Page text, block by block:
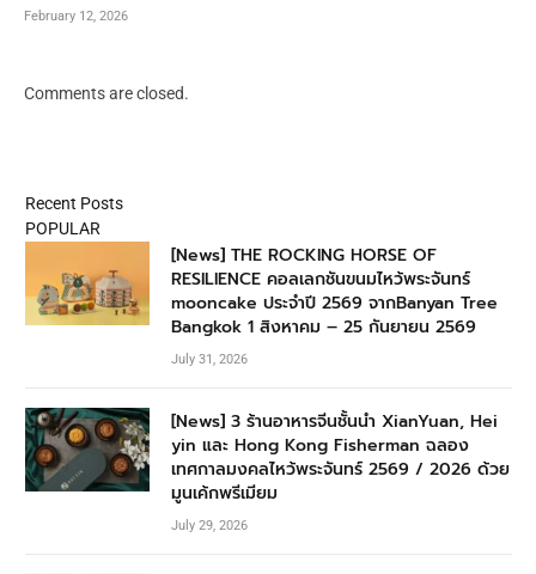
February 12, 2026
Comments are closed.
Recent Posts
POPULAR
[News] THE ROCKING HORSE OF
RESILIENCE คอลเลกชันขนมไหว้พระจันทร์
mooncake ประจำปี 2569 จากBanyan Tree
Bangkok 1 สิงหาคม – 25 กันยายน 2569
July 31, 2026
[News] 3 ร้านอาหารจีนชั้นนำ XianYuan, Hei
yin และ Hong Kong Fisherman ฉลอง
เทศกาลมงคลไหว้พระจันทร์ 2569 / 2026 ด้วย
มูนเค้กพรีเมียม
July 29, 2026